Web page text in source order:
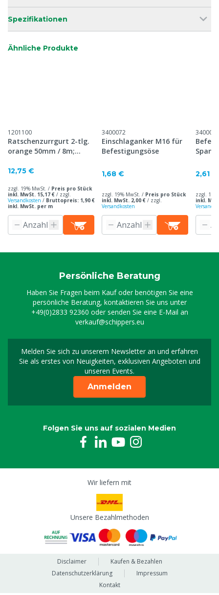
Spezifikationen
Ähnliche Produkte
1201100
Ratschenzurrgurt 2-tlg.
orange 50mm / 8m;
12,75 €
zzgl. 19% MwSt. / Preis pro Stück
inkl. MwSt. 15,17 € / zzgl.
Versandkosten / Bruttopreis: 1,90 €
inkl. MwSt. per m
3400072
Einschlaganker M16 für
Befestigungsöse
1,68 €
zzgl. 19% MwSt. / Preis pro Stück
inkl. MwSt. 2,00 € / zzgl.
Versandkosten
3400073
2,61 €
zzgl.
inkl.
Persönliche Beratung
Haben Sie Fragen beim Kauf oder benötigen Sie eine
persönliche Beratung, kontaktieren Sie uns unter
+49(0)2833 92360 oder senden Sie eine E-Mail an
verkauf@schippers.eu
Melden Sie sich zu unserem Newsletter an und erfahren
Sie als erstes von Neuigkeiten, exklusiven Angeboten und
unseren Events.
Melden Sie sich für
Anmelden
Folgen Sie uns auf sozialen Medien
Wir liefern mit
Unsere Bezahlmethoden
Disclaimer
Kaufen & Bezahlen
Datenschutzerklärung
Impressum
Kontakt